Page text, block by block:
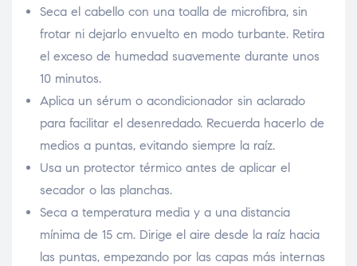
Seca el cabello con una toalla de microfibra, sin
frotar ni dejarlo envuelto en modo turbante. Retira
el exceso de humedad suavemente durante unos
10 minutos.
Aplica un sérum o acondicionador sin aclarado
para facilitar el desenredado. Recuerda hacerlo de
medios a puntas, evitando siempre la raíz.
Usa un protector térmico antes de aplicar el
secador o las planchas.
Seca a temperatura media y a una distancia
mínima de 15 cm. Dirige el aire desde la raíz hacia
las puntas, empezando por las capas más internas